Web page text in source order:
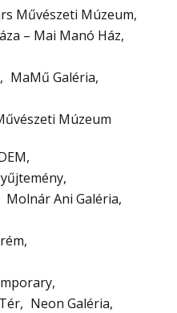
Művészeti Múzeum
– Mai Manó Ház
MaMű Galéria
Múzeum
Molnár Ani Galéria
Neon Galéria